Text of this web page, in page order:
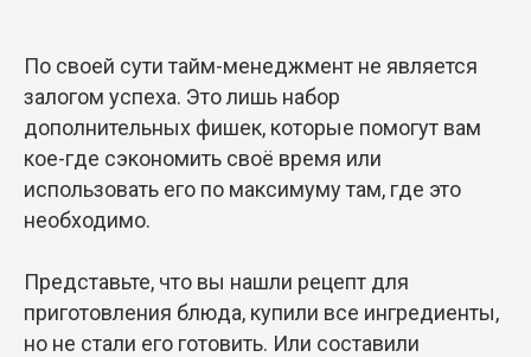
По своей сути тайм-менеджмент не является
залогом успеха. Это лишь набор
дополнительных фишек, которые помогут вам
кое-где сэкономить своё время или
использовать его по максимуму там, где это
необходимо.
Представьте, что вы нашли рецепт для
приготовления блюда, купили все ингредиенты,
но не стали его готовить. Или составили